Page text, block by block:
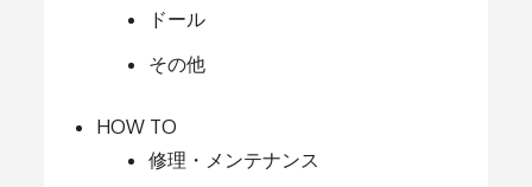
ドール
その他
HOW TO
修理・メンテナンス